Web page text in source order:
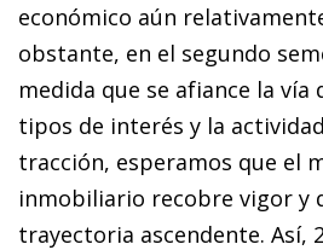
económico aún
obstante, en el segundo
medida que se afiance la vía
tipos de interés y la
tracción, esperamos que el
inmobiliario recobre vigor y
trayectoria ascendente. Así,